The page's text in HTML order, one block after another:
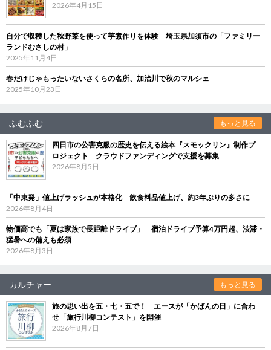
2026年4月15日
自分で収穫した秋野菜を使って芋煮作りを体験 埼玉県加須市の「ファミリー
ランドむさしの村」
2025年11月4日
春だけじゃもったいないさくらの名所、加治川で秋のマルシェ
2025年10月23日
ふむふむ もっと見る
四日市の公害克服の歴史を伝える絵本『スモックリン』制作プ
ロジェクト クラウドファンディングで支援を募集
2026年8月5日
「中東発」値上げラッシュが本格化 飲食料品値上げ、約3年ぶりの多さに
2026年8月4日
物価高でも「夏は家族で長距離ドライブ」 宿泊ドライブ予算4万円超、渋滞・
猛暑への備えも必須
2026年8月3日
カルチャー もっと見る
旅の思い出を五・七・五で！ エースが「かばんの日」に合わ
せ「旅行川柳コンテスト」を開催
2026年8月7日